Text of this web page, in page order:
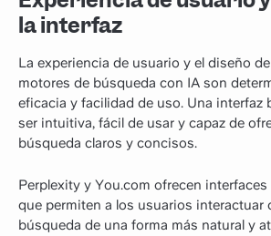
la interfaz
La experiencia de usuario y el diseño
motores de búsqueda con IA son
eficacia y facilidad de uso. Una interfaz
ser intuitiva, fácil de usar y capaz de
búsqueda claros y concisos.
Perplexity y You.com ofrecen
que permiten a los usuarios interactuar
búsqueda de una forma más natural y